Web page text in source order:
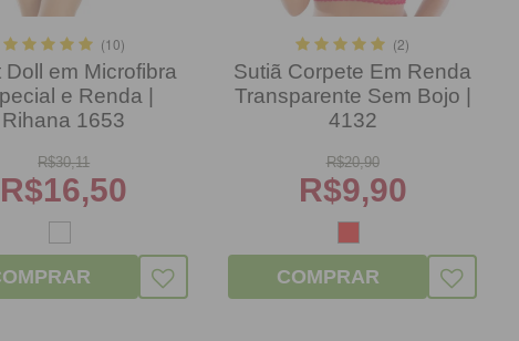
(10)
Doll em Microfibra
e Renda |
Rihana 1653
R$30,11
R$16,50
(2)
Sutiã Corpete Em Renda
Transparente Sem Bojo |
4132
R$20,90
R$9,90
COMPRAR